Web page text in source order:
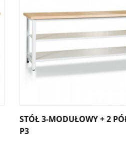
STÓŁ 3-MODUŁOWY + 2
P3